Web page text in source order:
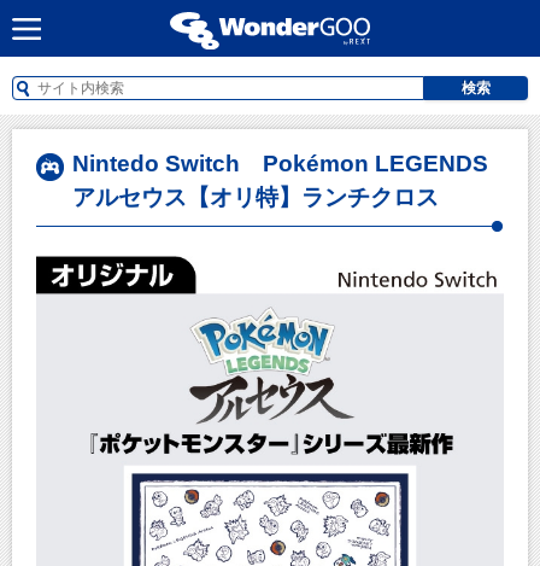
検索
Nintedo Switch Pokémon LEGENDS
アルセウス【オリ特】ランチクロス